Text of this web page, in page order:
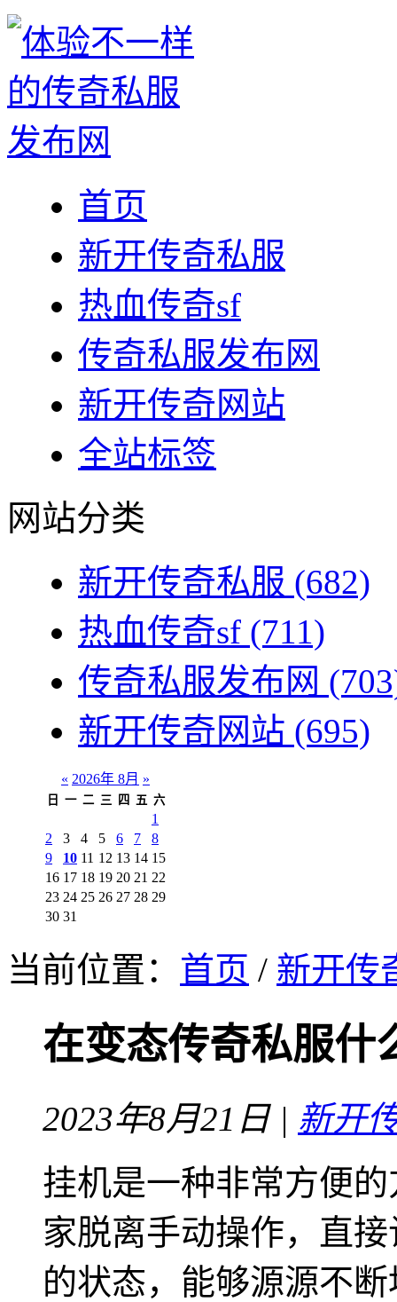
首页
新开传奇私服
热血传奇sf
传奇私服发布网
新开传奇网站
全站标签
网站分类
新开传奇私服 (682)
热血传奇sf (711)
传奇私服发布网
新开传奇网站 (695)
« 2026年 8月 »
日 一 二 三 四 五 六
1
2
3 4 5 6 7
8
9
10 11 12 13 14 15
16 17 18 19 20 21 22
23 24 25 26 27 28 29
30 31
当前位置： 首页 / 新开传
在变态传奇私服什
2023年8月21日 | 新开
挂机是一种非常方便
家脱离手动操作，直
的状态，能够源源不